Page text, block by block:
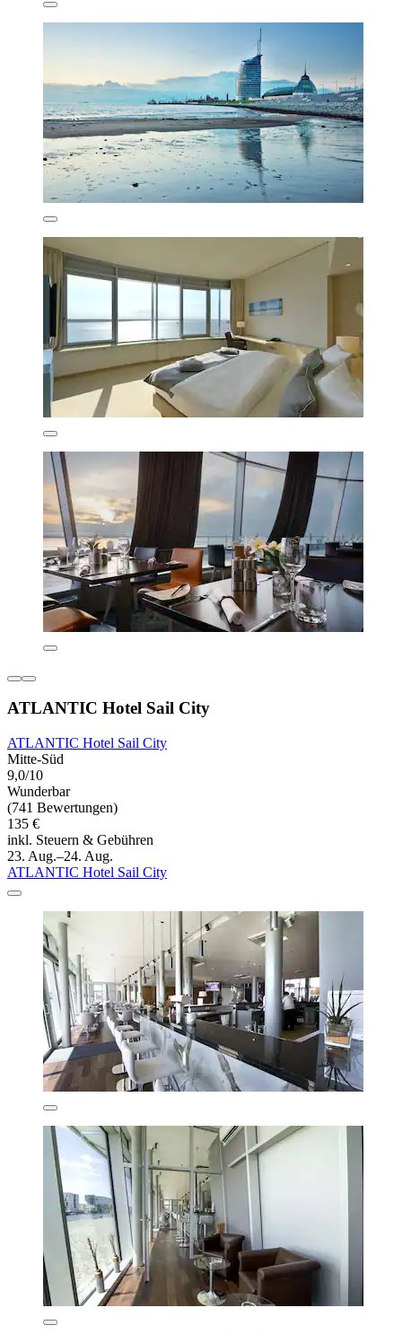
ATLANTIC Hotel Sail City
ATLANTIC Hotel Sail City
Mitte-Süd
9,0/10
Wunderbar
(741 Bewertungen)
135 €
inkl. Steuern & Gebühren
23. Aug.–24. Aug.
ATLANTIC Hotel Sail City